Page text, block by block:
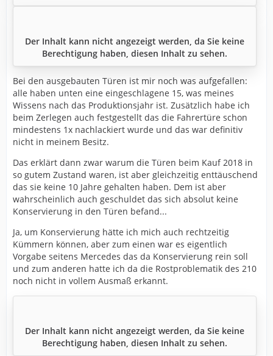
Der Inhalt kann nicht angezeigt werden, da Sie keine
Berechtigung haben, diesen Inhalt zu sehen.
Bei den ausgebauten Türen ist mir noch was aufgefallen:
alle haben unten eine eingeschlagene 15, was meines
Wissens nach das Produktionsjahr ist. Zusätzlich habe ich
beim Zerlegen auch festgestellt das die Fahrertüre schon
mindestens 1x nachlackiert wurde und das war definitiv
nicht in meinem Besitz.
Das erklärt dann zwar warum die Türen beim Kauf 2018 in
so gutem Zustand waren, ist aber gleichzeitig enttäuschend
das sie keine 10 Jahre gehalten haben. Dem ist aber
wahrscheinlich auch geschuldet das sich absolut keine
Konservierung in den Türen befand...
Ja, um Konservierung hätte ich mich auch rechtzeitig
Kümmern können, aber zum einen war es eigentlich
Vorgabe seitens Mercedes das da Konservierung rein soll
und zum anderen hatte ich da die Rostproblematik des 210
noch nicht in vollem Ausmaß erkannt.
Der Inhalt kann nicht angezeigt werden, da Sie keine
Berechtigung haben, diesen Inhalt zu sehen.